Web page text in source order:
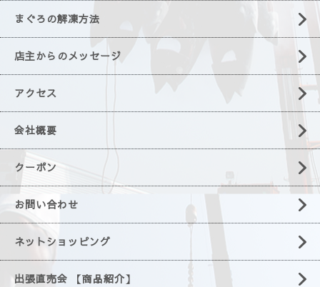
まぐろの解凍方法
店主からのメッセージ
アクセス
会社概要
クーポン
お問い合わせ
ネットショッピング
出張直売会 【商品紹介】